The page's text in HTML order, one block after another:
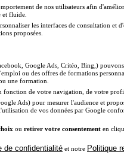
de nos utilisateurs afin
et fluide.
les interfaces de consultation et
proposées.
Google Ads, Critéo, Bing,)
ou des offres de formations
une formation.
fonction de votre navigation, de votre
Ads) pour mesurer l'audience et
de vos données par Google
ou retirer votre consentement en
de confidentialité et notre Politique